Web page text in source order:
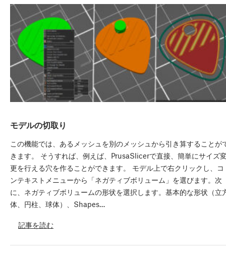
モデルの切取り
この機能では、あるメッシュを別のメッシュから引き算することが
きます。 そうすれば、例えば、PrusaSlicerで直接、簡単にサイズ
更を行える穴を作ることができます。 モデル上で右クリックし、コ
ンテキストメニューから「ネガティブボリューム」を選びます。次
に、ネガティブボリュームの形状を選択します。基本的な形状（立
体、円柱、球体）、Shapes…
記事を読む